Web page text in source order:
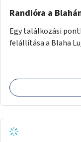
Randióra a
Egy találkozási
felállítása a Blaha